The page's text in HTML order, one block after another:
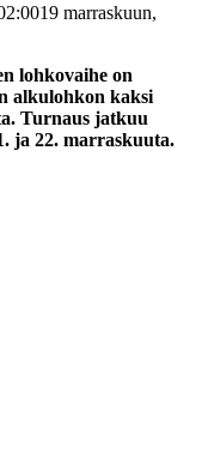
19 marraskuun,
lohkovaihe on
alkulohkon kaksi
Turnaus jatkuu
ja 22. marraskuuta.